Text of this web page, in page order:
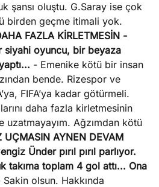
şansı oluştu. G.Saray ise çok
birden geçme itimali yok.
FAZLA KİRLETMESİN -
oyuncu, bir beyaza
- Emenike kötü bir insan
bende. Rizespor ve
FIFA’ya kadar götürmeli.
daha fazla kirletmesinin
uzatmayayım. Ağzımdan kötü
UÇMASIN AYNEN DEVAM
Ünder pırıl pırıl parlıyor.
takıma toplam 4 gol attı... Ona
Sakin olsun. Hakkında